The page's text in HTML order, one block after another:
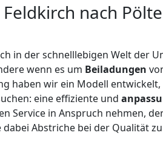
nach
in der schnelllebigen Welt der
wenn es um Beiladungen
haben wir ein Modell
eine effiziente und
Service in Anspruch nehmen,
Abstriche bei der Qualität